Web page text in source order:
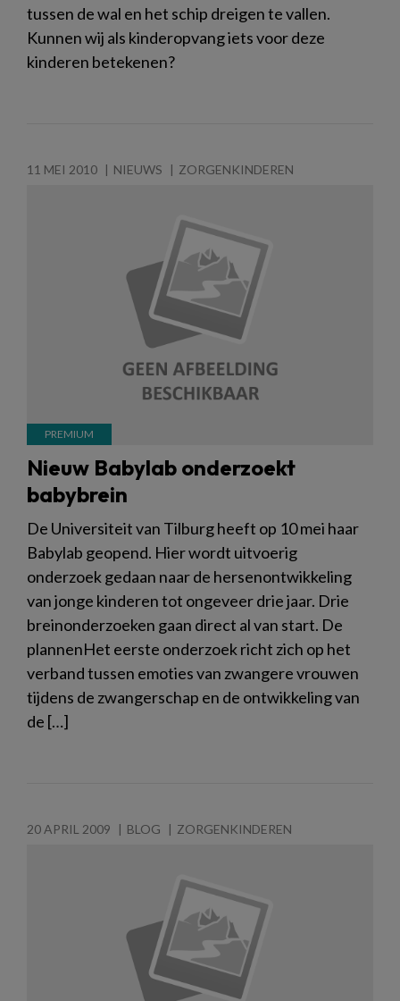
tussen de wal en het schip dreigen te vallen.
Kunnen wij als kinderopvang iets voor deze
kinderen betekenen?
11 MEI 2010 NIEUWS ZORGENKINDEREN
Nieuw Babylab onderzoekt
babybrein
De Universiteit van Tilburg heeft op 10 mei haar
Babylab geopend. Hier wordt uitvoerig
onderzoek gedaan naar de hersenontwikkeling
van jonge kinderen tot ongeveer drie jaar. Drie
breinonderzoeken gaan direct al van start. De
plannenHet eerste onderzoek richt zich op het
verband tussen emoties van zwangere vrouwen
tijdens de zwangerschap en de ontwikkeling van
de […]
20 APRIL 2009 BLOG ZORGENKINDEREN